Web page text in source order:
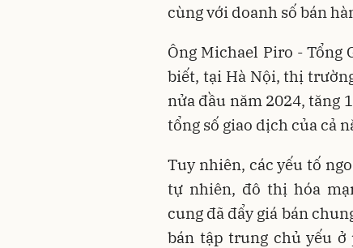
cùng với doanh số bán
Ông Michael Piro - Tổng
biết, tại Hà Nội, thị
nửa đầu năm 2024, tăng
tổng số giao dịch của cả
Tuy nhiên, các yếu tố
tự nhiên, đô thị hóa
cung đã đẩy giá bán
bán tập trung chủ yếu ở